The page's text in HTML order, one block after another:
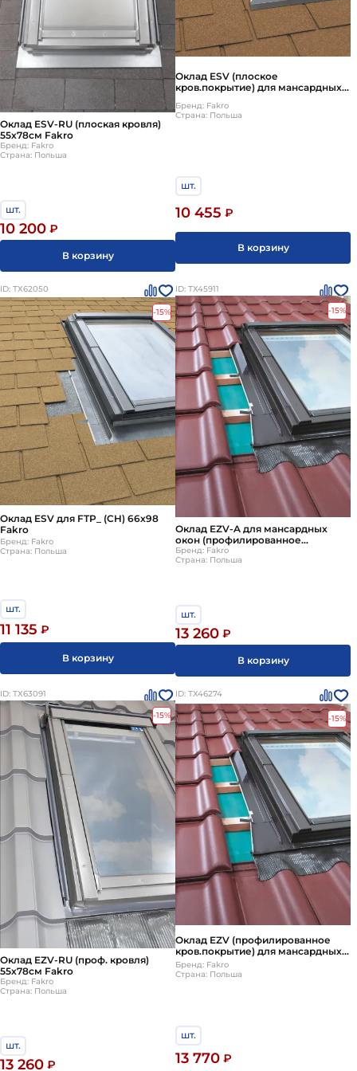
Оклад ESV-RU (плоская кровля)
55х78см Fakro
Бренд: Fakro
Страна: Польша
шт.
10 200 ₽
В корзину
Оклад ESV (плоское
кров.покрытие) для мансардных
см
Бренд: Fakro
Страна: Польша
шт.
10 455 ₽
В корзину
ID: ТХ62050
-15%
Оклад ESV для FTP_ (CH) 66х98
Fakro
Бренд: Fakro
Страна: Польша
шт.
11 135 ₽
В корзину
ID: ТХ45911
-15%
Оклад EZV-A для мансардных
окон (профилированное
кров.покрытие) 55*78 Fakro
(Факро)
Бренд: Fakro
Страна: Польша
шт.
13 260 ₽
В корзину
ID: ТХ63091
-15%
Оклад EZV-RU (проф. кровля)
55х78см Fakro
Бренд: Fakro
Страна: Польша
шт.
13 260 ₽
ID: ТХ46274
-15%
Оклад EZV (профилированное
кров.покрытие) для мансардных
окон Fakro (Факро) FTP (CH) 55х98
см
Бренд: Fakro
Страна: Польша
шт.
13 770 ₽